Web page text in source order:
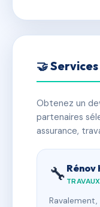
🤝
Obtenez un
partenaires
assurance,
🔧